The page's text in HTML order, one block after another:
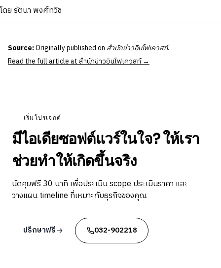
โดย รัตนา พงศ์ทวิช
Source:Originally published on สำนักข่าวอินโฟเควสท์.
Read the full article at สำนักข่าวอินโฟเควสท์ →
เริ่มโปรเจกต์
มีไอเดียซอฟต์แวร์ในใจ? ให้เรา
ช่วยทำให้เกิดขึ้นจริง
นัดคุยฟรี 30 นาที เพื่อประเมิน scope ประเมินราคา และ
วางแผน timeline ที่เหมาะกับธุรกิจของคุณ
ปรึกษาฟรี 032-902218